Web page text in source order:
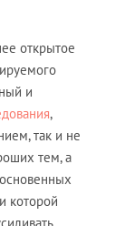
открытое
и
,
так и не
тем, а
которой